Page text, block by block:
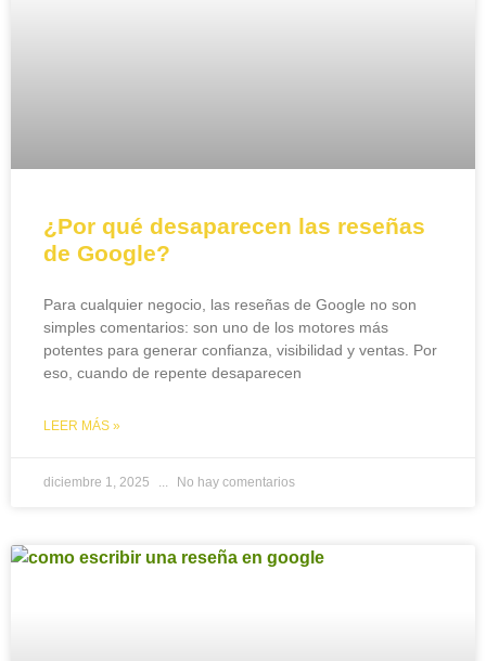
¿Por qué desaparecen las reseñas
de Google?
Para cualquier negocio, las reseñas de Google no son
simples comentarios: son uno de los motores más
potentes para generar confianza, visibilidad y ventas. Por
eso, cuando de repente desaparecen
LEER MÁS »
diciembre 1, 2025 No hay comentarios